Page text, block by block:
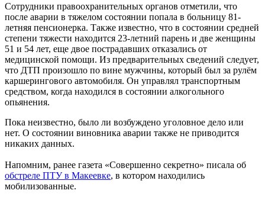
Сотрудники правоохранительных органов отметили, что
после аварии в тяжелом состоянии попала в больницу 81-
летняя пенсионерка. Также известно, что в состоянии средней
степени тяжести находится 23-летний парень и две женщины
51 и 54 лет, еще двое пострадавших отказались от
медицинской помощи. Из предварительных сведений следует,
что ДТП произошло по вине мужчины, который был за рулём
каршерингового автомобиля. Он управлял транспортным
средством, когда находился в состоянии алкогольного
опьянения.
Пока неизвестно, было ли возбуждено уголовное дело или
нет. О состоянии виновника аварии также не приводится
никаких данных.
Напомним, ранее газета «Совершенно секретно» писала об
обстреле ПТУ в Макеевке, в котором находились
мобилизованные.